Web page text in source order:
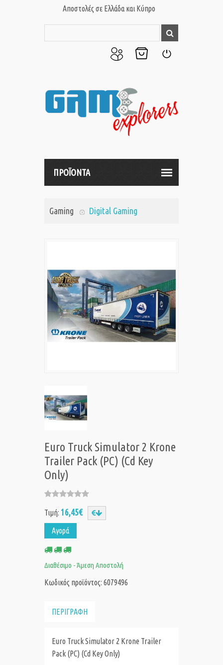
Αποστολές σε Ελλάδα και Κύπρο
μου
ΠΡΟΪΟΝΤΑ
Gaming Digital Gaming
Euro Truck Simulator 2 Krone
Trailer Pack (PC) (Cd Key
Only)
Τιμή: 16,45€
Αγορά
Διαθέσιμο - Άμεση Αποστολή
Κωδικός προϊόντος: 6079496
ΠΕΡΙΓΡΑΦΗ
Euro Truck Simulator 2 Krone Trailer
Pack (PC) (Cd Key Only)